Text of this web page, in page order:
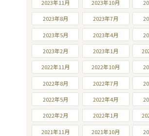
2023年11月 2023年10月
2023年8月 2023年7月
2023年5月 2023年4月
2023年2月 2023年1月
2022年11月 2022年10月
2022年8月 2022年7月
2022年5月 2022年4月
2022年2月 2022年1月
2021年11月 2021年10月